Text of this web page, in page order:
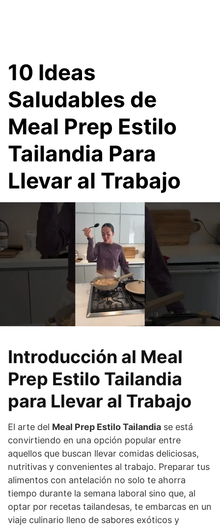
10 Ideas
Saludables de
Meal Prep Estilo
Tailandia Para
Llevar al Trabajo
Introducción al Meal
Prep Estilo Tailandia
para Llevar al Trabajo
El arte del Meal Prep Estilo Tailandia se está
convirtiendo en una opción popular entre
aquellos que buscan llevar comidas deliciosas,
nutritivas y convenientes al trabajo. Preparar tus
alimentos con antelación no solo te ahorra
tiempo durante la semana laboral sino que, al
optar por recetas tailandesas, te embarcas en un
viaje culinario lleno de sabores exóticos y